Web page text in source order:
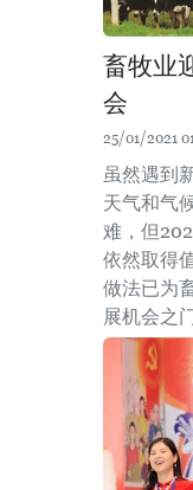
畜牧业
会
25/01/2021
虽然遇到
天气和气
难，但
依然取得
做法已为
展机会之门